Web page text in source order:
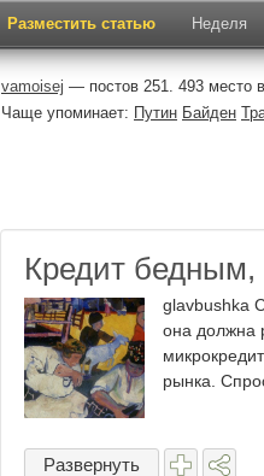
Разместить статью Неделя
vamoisej — постов 251. 493 место в
Чаще упоминает: Путин Байден
Кредит бедным,
glavbushka
она должна
рынка.
Развернуть